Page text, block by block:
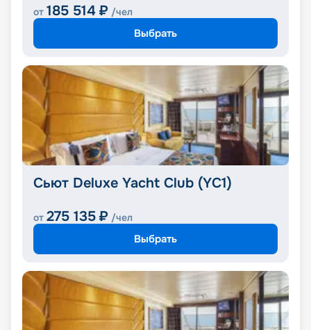
от 185 514 ₽ /чел
Выбрать
Сьют Deluxe Yacht Club (YC1)
от 275 135 ₽ /чел
Выбрать